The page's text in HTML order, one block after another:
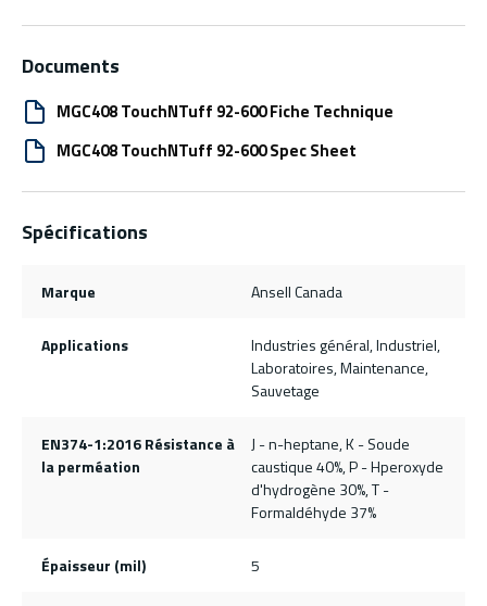
Documents
MGC408 TouchNTuff 92-600 Fiche Technique
MGC408 TouchNTuff 92-600 Spec Sheet
Spécifications
Marque Ansell Canada
Applications
Industries général, Industriel,
Laboratoires, Maintenance,
Sauvetage
EN374-1:2016 Résistance à
la perméation
J - n-heptane, K - Soude
caustique 40%, P - Hperoxyde
d'hydrogène 30%, T -
Formaldéhyde 37%
Épaisseur (mil) 5